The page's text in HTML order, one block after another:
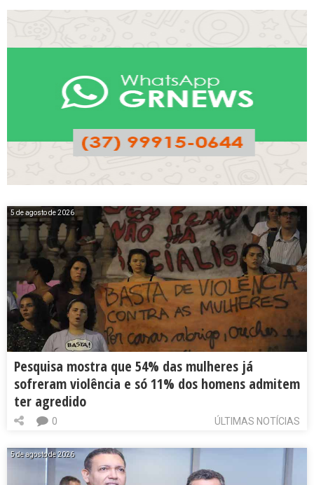
5 de agosto de 2026
Pesquisa mostra que 54% das mulheres já
sofreram violência e só 11% dos homens admitem
ter agredido
ÚLTIMAS NOTÍCIAS
0
5 de agosto de 2026